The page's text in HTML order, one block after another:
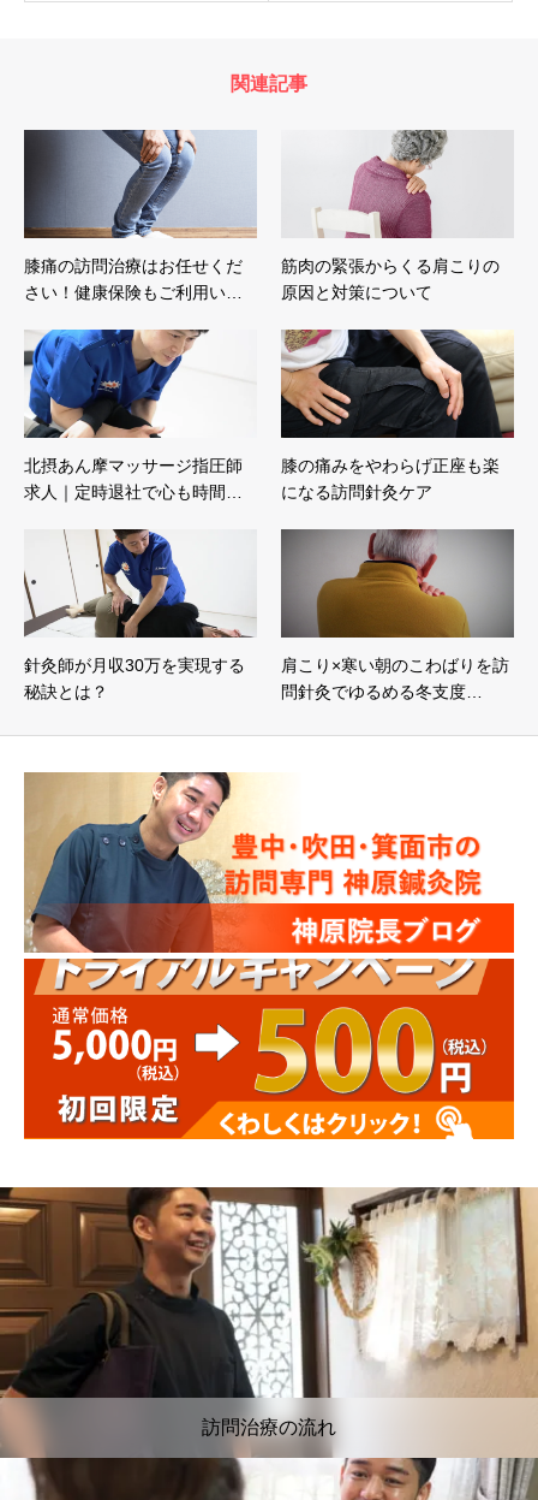
関連記事
膝痛の訪問治療はお任せくだ
さい！健康保険もご利用い…
筋肉の緊張からくる肩こりの
原因と対策について
北摂あん摩マッサージ指圧師
求人｜定時退社で心も時間…
膝の痛みをやわらげ正座も楽
になる訪問針灸ケア
針灸師が月収30万を実現する
秘訣とは？
肩こり×寒い朝のこわばりを訪
問針灸でゆるめる冬支度…
訪問治療の流れ